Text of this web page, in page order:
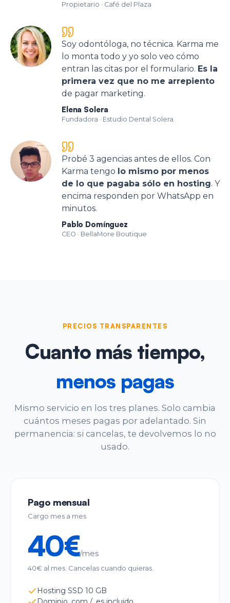
Propietario · Café del Plaza
Soy odontóloga, no técnica. Karma me
lo monta todo y yo solo veo cómo
entran las citas por el formulario. Es la
primera vez que no me arrepiento
de pagar marketing.
Elena Solera
Fundadora · Estudio Dental Solera
Probé 3 agencias antes de ellos. Con
Karma tengo lo mismo por menos
de lo que pagaba sólo en hosting. Y
encima responden por WhatsApp en
minutos.
Pablo Domínguez
CEO · BellaMore Boutique
PRECIOS TRANSPARENTES
Cuanto más tiempo,
menos pagas
Mismo servicio en los tres planes. Solo cambia
cuántos meses pagas por adelantado. Sin
permanencia: si cancelas, te devolvemos lo no
usado.
Pago mensual
Cargo mes a mes
40€/mes
40€ al mes. Cancelas cuando quieras.
Hosting SSD 10 GB